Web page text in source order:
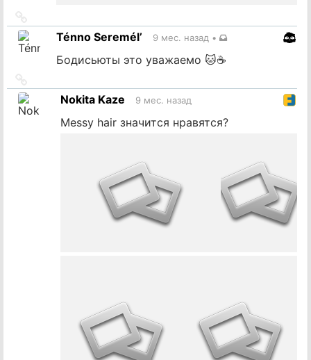
на
источникTénno Seremél’ 9 мес. назад •
Бодисьюты это уважаемо 🐱☕
на
источникNokita Kaze 9 мес. назад
Messy hair значится нравятся?